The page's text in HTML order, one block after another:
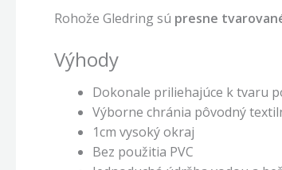
Rohože Gledring sú presne
Výhody
Dokonale priliehajúce k tvaru
Výborne chránia pôvodný
1cm vysoký okraj
Bez použitia PVC